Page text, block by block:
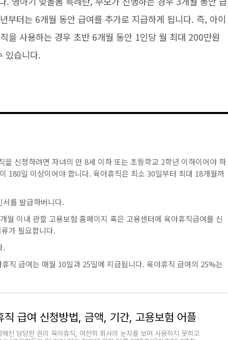
부터는 6개월 동안 급여를 추가로 지급하게 됩니다. 즉, 아이
을 사용하는 경우 초반 6개월 동안 1인당 월 최대 200만원
있습니다.
을 신청하려면 자녀의 만 8세 이하 또는 초등학교 2학년 이하이어야 하
180일 이상이어야 합니다. 육아휴직은 최소 30일부터 최대 18개월까
를 발급하버니다.
월 이내 관할 고용보험 홈페이지 혹은 고용센터에 육아휴직급여를 신
가 필요합니다.
.
직 급여는 매월 10일과 25일에 지급됩니다. 육아휴직 급여의 25%는
직 급여 신청방법, 금액, 기간, 고용보험 어플
해진 당당한 권리 육아휴직, 여전히 회사의 눈치를 보며 사용하지 못하고